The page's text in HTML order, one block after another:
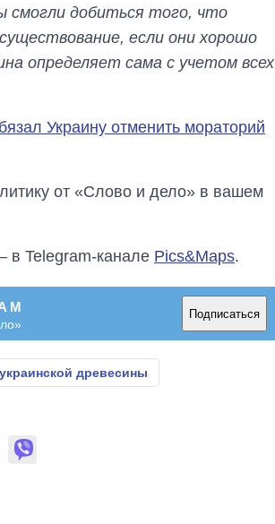
смогли добиться того, что
если они хорошо
определяет сама с учетом всех
Украину отменить мораторий
от «Слово и дело» в вашем
в Telegram-канале Pics&Maps.
Подписаться
древесины